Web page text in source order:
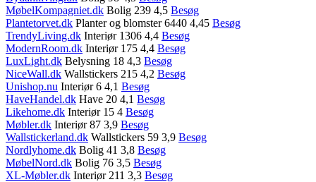
MøbelKompagniet.dk Bolig 239 4,5 Besøg
Plantetorvet.dk Planter og blomster 6440 4,45 Besøg
TrendyLiving.dk Interiør 1306 4,4 Besøg
ModernRoom.dk Interiør 175 4,4 Besøg
LuxLight.dk Belysning 18 4,3 Besøg
NiceWall.dk Wallstickers 215 4,2 Besøg
Unishop.nu Interiør 6 4,1 Besøg
HaveHandel.dk Have 20 4,1 Besøg
Likehome.dk Interiør 15 4 Besøg
Møbler.dk Interiør 87 3,9 Besøg
Wallstickerland.dk Wallstickers 59 3,9 Besøg
Nordlyhome.dk Bolig 41 3,8 Besøg
MøbelNord.dk Bolig 76 3,5 Besøg
XL-Møbler.dk Interiør 211 3,3 Besøg